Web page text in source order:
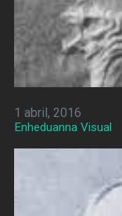
1 abril, 2016
Enheduanna Visual